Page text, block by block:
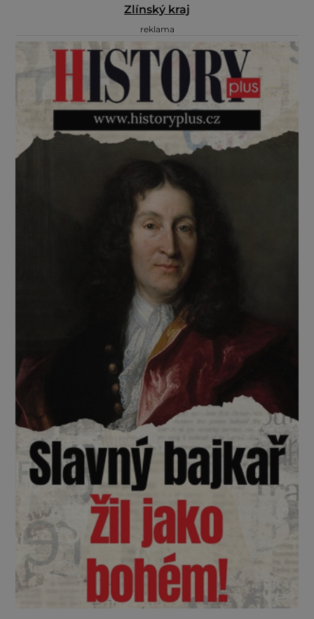
Zlínský kraj
reklama